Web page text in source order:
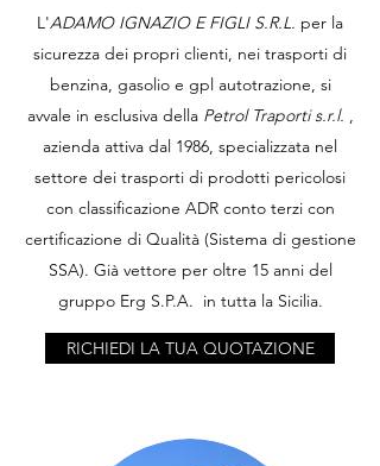
L'ADAMO IGNAZIO E FIGLI S.R.L. per la
sicurezza dei propri clienti, nei trasporti di
benzina, gasolio e gpl autotrazione, si
avvale in esclusiva della Petrol Traporti s.r.l. ,
azienda attiva dal 1986, specializzata nel
settore dei trasporti di prodotti pericolosi
con classificazione ADR conto terzi con
certificazione di Qualità (Sistema di gestione
SSA). Già vettore per oltre 15 anni del
gruppo Erg S.P.A. in tutta la Sicilia.
RICHIEDI LA TUA QUOTAZIONE